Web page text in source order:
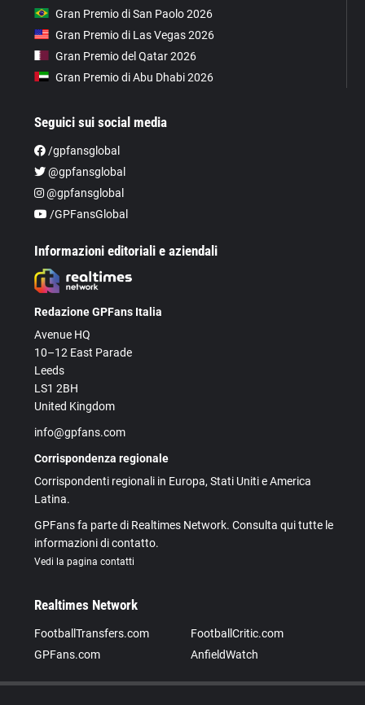
Gran Premio di San Paolo 2026
Gran Premio di Las Vegas 2026
Gran Premio del Qatar 2026
Gran Premio di Abu Dhabi 2026
Seguici sui social media
/gpfansglobal
@gpfansglobal
@gpfansglobal
/GPFansGlobal
Informazioni editoriali e aziendali
Redazione GPFans Italia
Avenue HQ
10–12 East Parade
Leeds
LS1 2BH
United Kingdom
info@gpfans.com
Corrispondenza regionale
Corrispondenti regionali in Europa, Stati Uniti e America
Latina.
GPFans fa parte di Realtimes Network. Consulta qui tutte le
informazioni di contatto.
Vedi la pagina contatti
Realtimes Network
FootballTransfers.com
FootballCritic.com
GPFans.com
AnfieldWatch